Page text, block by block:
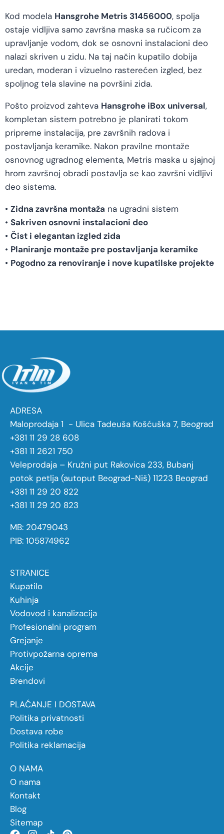
Kod modela Hansgrohe Metris 31456000, spolja
ostaje vidljiva samo završna maska sa ručicom za
upravljanje vodom, dok se osnovni instalacioni deo
nalazi skriven u zidu. Na taj način kupatilo dobija
uredan, moderan i vizuelno rasterećen izgled, bez
spoljnog tela slavine na površini zida.
Pošto proizvod zahteva Hansgrohe iBox universal,
kompletan sistem potrebno je planirati tokom
pripreme instalacija, pre završnih radova i
postavljanja keramike. Nakon pravilne montaže
osnovnog ugradnog elementa, Metris maska u sjajnoj
hrom završnoj obradi postavlja se kao završni vidljivi
deo sistema.
• Zidna završna montaža na ugradni sistem
• Sakriven osnovni instalacioni deo
• Čist i elegantan izgled zida
• Planiranje montaže pre postavljanja keramike
• Pogodno za renoviranje i nove kupatilske projekte
ADRESA
Maloprodaja 1 - Ulica Tadeuša Košćuška 7, Beograd
+381 11 29 28 608
+381 11 2621 750
Veleprodaja – Kružni put Rakovica 233, Bubanj
potok petlja (autoput Beograd-Niš) 11223 Beograd
+381 11 29 20 822
+381 11 29 20 823
MB: 20479043
PIB: 105874962
STRANICE
Kupatilo
Kuhinja
Vodovod i kanalizacija
Profesionalni program
Grejanje
Protivpožarna oprema
Akcije
Brendovi
PLAĆANJE I DOSTAVA
Politika privatnosti
Dostava robe
Politika reklamacija
O NAMA
O nama
Kontakt
Blog
Sitemap